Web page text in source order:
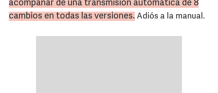
acompañar de una transmisión automática de 8
cambios en todas las versiones. Adiós a la manual.